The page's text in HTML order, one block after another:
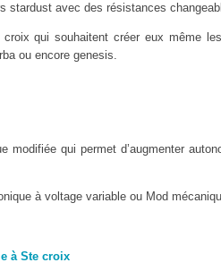
stardust avec des résistances
qui souhaitent créer eux même
ou encore genesis.
modifiée qui permet d’augmenter
à voltage variable ou Mod
à Ste croix